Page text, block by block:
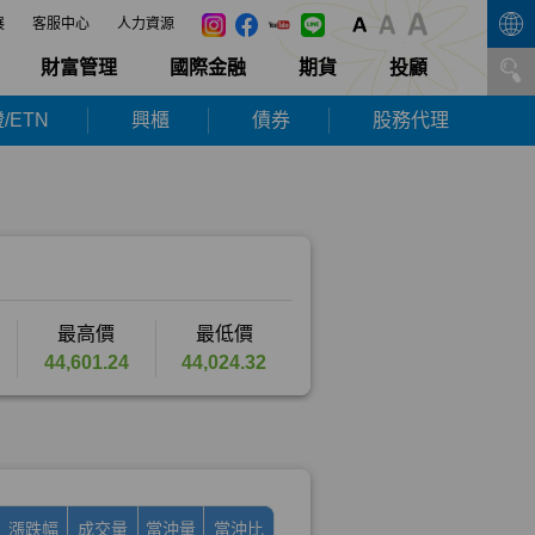
客服中心 人力資源
財富管理 國際金融 期貨 投顧
ETN 興櫃 債券 股務代理